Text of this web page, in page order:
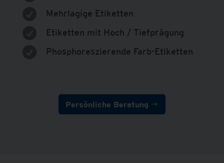
Mehrlagige Etiketten
Etiketten mit Hoch / Tiefprägung
Phosphoreszierende Farb-Etiketten
Persönliche Beratung